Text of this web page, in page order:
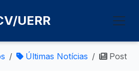
UERR
Últimas Notícias Post